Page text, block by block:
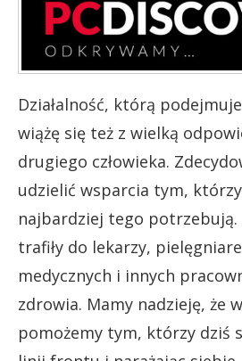
Działalność, którą
wiążę się też z wielką
drugiego człowieka.
udzielić wsparcia tym,
najbardziej tego
trafiły do lekarzy,
medycznych i innych
zdrowia. Mamy nadzieję, że
pomożemy tym, którzy dziś